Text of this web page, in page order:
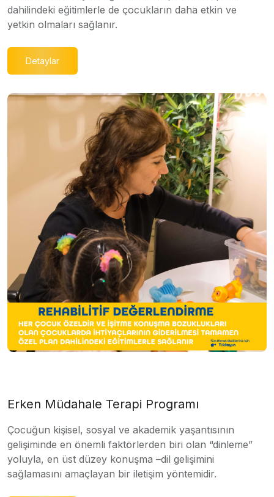
dahilindeki eğitimlerle de çocukların daha etkin ve
yetkin olmaları sağlanır.
Detaylar
Erken Müdahale Terapi Programı
Çocuğun kişisel, sosyal ve akademik yaşantısının
gelişiminde en önemli faktörlerden biri olan “dinleme”
yoluyla, en üst düzey konuşma –dil gelişimini
sağlamasını amaçlayan bir iletişim yöntemidir.